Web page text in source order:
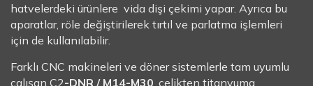
hatvelerdeki ürünlere vida dişi çekimi yapar. Ayrıca bu
aparatlar, röle değiştirilerek tırtıl ve parlatma işlemleri
için de kullanılabilir.
Farklı CNC makineleri ve döner sistemlerle tam uyumlu
çalışan C2-DNR / M14-M30 , çelikten titanyuma,